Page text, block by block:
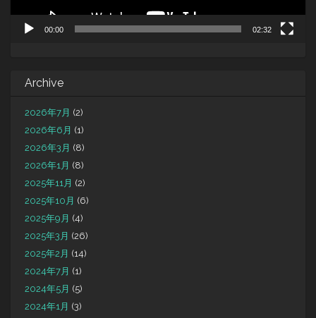
00:00 02:32
Archive
2026年7月 (2)
2026年6月 (1)
2026年3月 (8)
2026年1月 (8)
2025年11月 (2)
2025年10月 (6)
2025年9月 (4)
2025年3月 (26)
2025年2月 (14)
2024年7月 (1)
2024年5月 (5)
2024年1月 (3)